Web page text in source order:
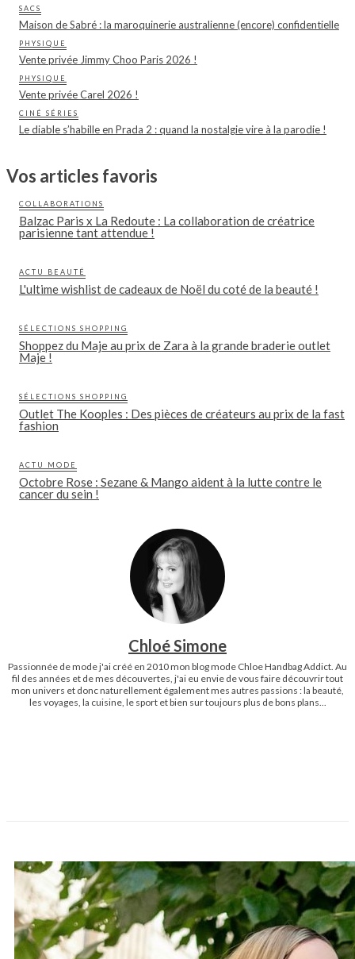
SACS
Maison de Sabré : la maroquinerie australienne (encore) confidentielle
PHYSIQUE
Vente privée Jimmy Choo Paris 2026 !
PHYSIQUE
Vente privée Carel 2026 !
CINÉ SÉRIES
Le diable s’habille en Prada 2 : quand la nostalgie vire à la parodie !
Vos articles favoris
COLLABORATIONS
Balzac Paris x La Redoute : La collaboration de créatrice
parisienne tant attendue !
ACTU BEAUTÉ
L'ultime wishlist de cadeaux de Noël du coté de la beauté !
SÉLECTIONS SHOPPING
Shoppez du Maje au prix de Zara à la grande braderie outlet
Maje !
SÉLECTIONS SHOPPING
Outlet The Kooples : Des pièces de créateurs au prix de la fast
fashion
ACTU MODE
Octobre Rose : Sezane & Mango aident à la lutte contre le
cancer du sein !
Chloé Simone
Passionnée de mode j'ai créé en 2010 mon blog mode Chloe Handbag Addict. Au
fil des années et de mes découvertes, j'ai eu envie de vous faire découvrir tout
mon univers et donc naturellement également mes autres passions : la beauté,
les voyages, la cuisine, le sport et bien sur toujours plus de bons plans...